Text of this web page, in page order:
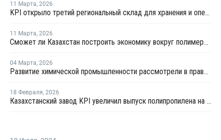
11 Марта, 2026
KPI открыло третий региональный склад для хранения и оперативной доставки полипропилена
11 Марта, 2026
Сможет ли Казахстан построить экономику вокруг полимеров?
04 Марта, 2026
Развитие химической промышленности рассмотрели в правительстве Казахстана
18 Февраля, 2026
Казахстанский завод KPI увеличил выпуск полипропилена на 71% в 2025 году